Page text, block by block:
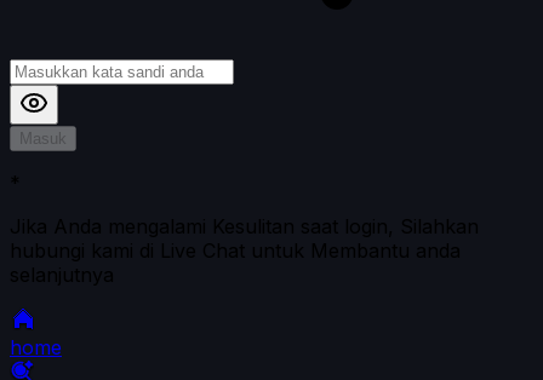
Masuk
*
Jika Anda mengalami Kesulitan saat login, Silahkan
hubungi kami di Live Chat untuk Membantu anda
selanjutnya
home